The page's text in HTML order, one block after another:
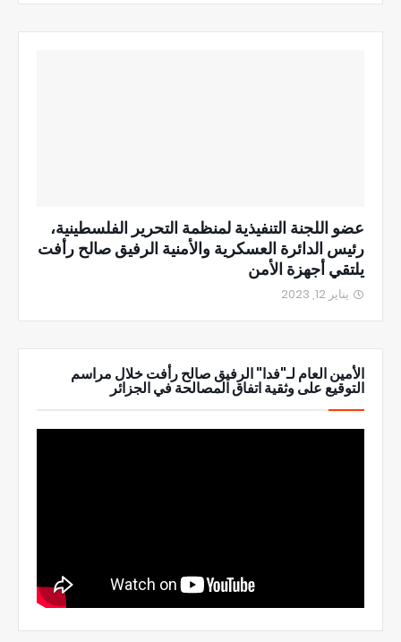
عضو اللجنة التنفيذية لمنظمة التحرير الفلسطينية،
رئيس الدائرة العسكرية والأمنية الرفيق صالح رأفت
يلتقي أجهزة الأمن
يناير 12, 2023
الأمين العام لـ"فدا" الرفيق صالح رأفت خلال مراسم
التوقيع على وثقية اتفاق المصالحة في الجزائر